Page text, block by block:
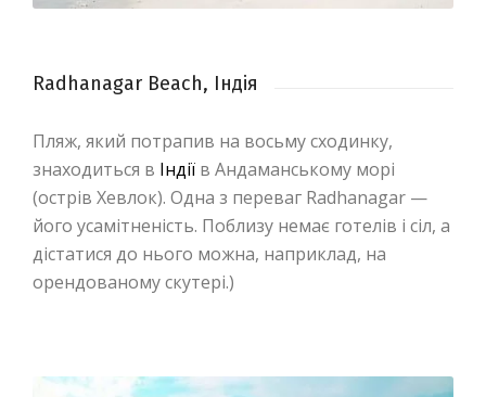
Radhanagar Beach, Індія
Пляж, який потрапив на восьму сходинку,
знаходиться в Індії в Андаманському морі
(острів Хевлок). Одна з переваг Radhanagar —
його усамітненість. Поблизу немає готелів і сіл, а
дістатися до нього можна, наприклад, на
орендованому скутері.)